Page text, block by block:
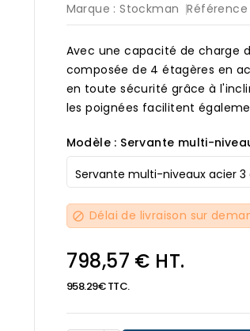
Marque : Stockman Référence
Avec une capacité de charge
composée de 4 étagères en
en toute sécurité grâce à
les poignées facilitent
Modèle : Servante multi-
block Délai de livraison sur
798,57 € HT.
958.29€ TTC.